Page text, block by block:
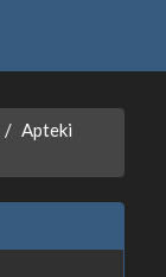
Apteki